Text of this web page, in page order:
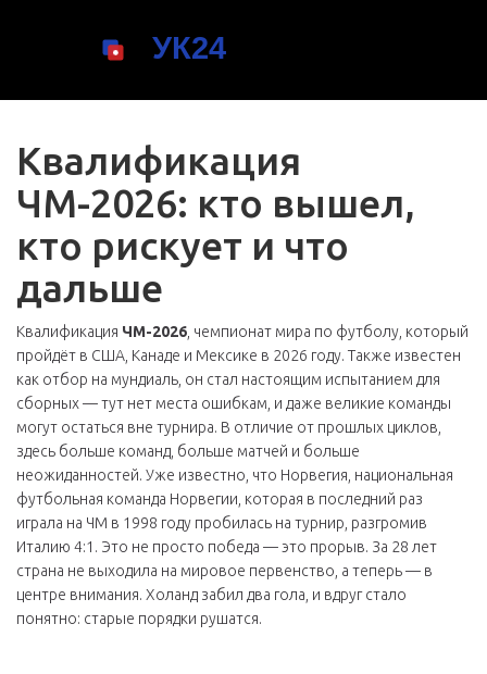
Квалификация
ЧМ-2026: кто вышел,
кто рискует и что
дальше
Квалификация ЧМ-2026 чемпионат мира по футболу, который
пройдёт в США, Канаде и Мексике в 2026 году. Также известен
как отбор на мундиаль , он стал настоящим испытанием для
сборных — тут нет места ошибкам, и даже великие команды
могут остаться вне турнира. В отличие от прошлых циклов,
здесь больше команд, больше матчей и больше
неожиданностей. Уже известно, что Норвегия национальная
футбольная команда Норвегии, которая в последний раз
играла на ЧМ в 1998 году пробилась на турнир, разгромив
Италию 4:1. Это не просто победа — это прорыв. За 28 лет
страна не выходила на мировое первенство, а теперь — в
центре внимания. Холанд забил два гола, и вдруг стало
понятно: старые порядки рушатся.